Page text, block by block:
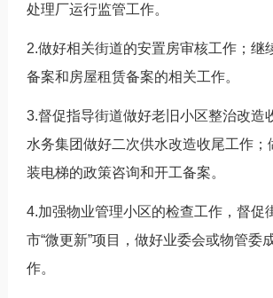
处理厂运行监管工作。
2.做好相关街道的安置房审核工作；继
备案和房屋租赁备案的相关工作。
3.督促指导街道做好老旧小区整治改造
水务集团做好二次供水改造收尾工作；
装电梯的政策咨询和开工备案。
4.加强物业管理小区的检查工作，督促
市“微更新”项目，做好业委会或物管委
作。